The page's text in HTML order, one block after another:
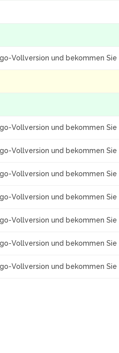
Vollversion und bekommen Sie
Vollversion und bekommen Sie
Vollversion und bekommen Sie
Vollversion und bekommen Sie
Vollversion und bekommen Sie
Vollversion und bekommen Sie
Vollversion und bekommen Sie
Vollversion und bekommen Sie